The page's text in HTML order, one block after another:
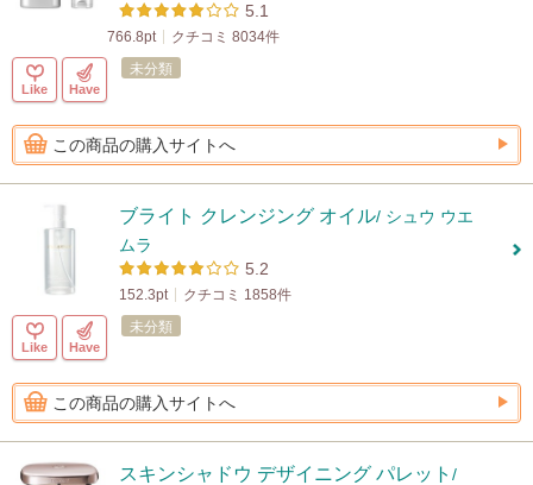
5.1
766.8pt クチコミ 8034件
Like Have
未分類
この商品の購入サイトへ
ブライト クレンジング オイル/ シュウ ウエ
ムラ
5.2
152.3pt クチコミ 1858件
Like Have
未分類
この商品の購入サイトへ
スキンシャドウ デザイニング パレット /